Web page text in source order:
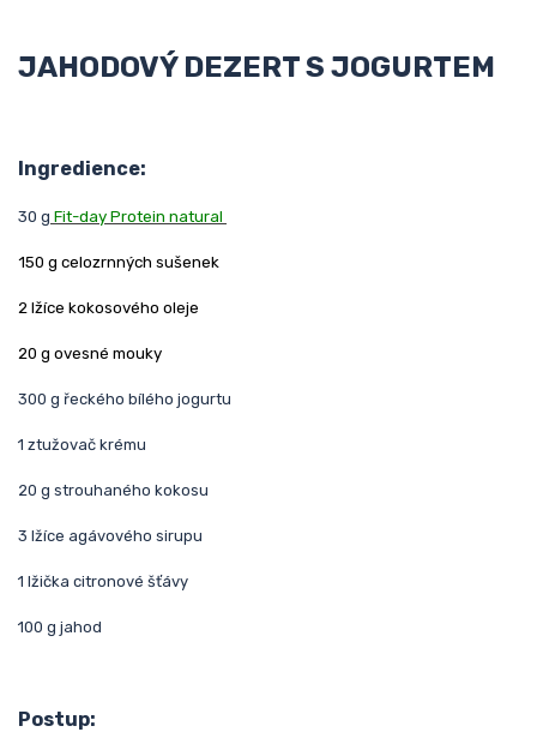
JAHODOVÝ DEZERT S JOGURTEM
Ingredience:
30 g Fit-day Protein natural
150 g celozrnných sušenek
2 lžíce kokosového oleje
20 g ovesné mouky
300 g řeckého bílého jogurtu
1 ztužovač krému
20 g strouhaného kokosu
3 lžíce agávového sirupu
1 lžička citronové šťávy
100 g jahod
Postup: